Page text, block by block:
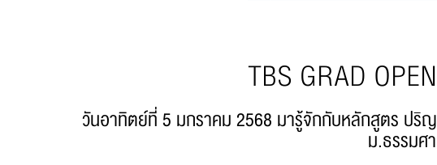
TBS GRAD
วันอาทิตย์ที่ 5 มกราคม 2568 มารู้จักกับหลักสูตร ป
ม.ธรรมศ